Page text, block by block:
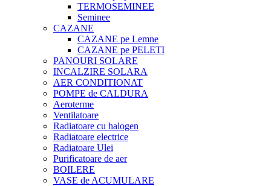
TERMOSEMINEE
Seminee
CAZANE
CAZANE pe Lemne
CAZANE pe PELETI
PANOURI SOLARE
INCALZIRE SOLARA
AER CONDITIONAT
POMPE de CALDURA
Aeroterme
Ventilatoare
Radiatoare cu halogen
Radiatoare electrice
Radiatoare Ulei
Purificatoare de aer
BOILERE
VASE de ACUMULARE